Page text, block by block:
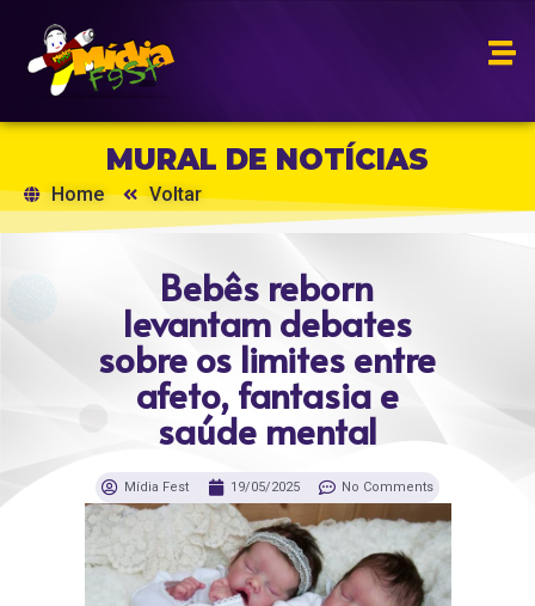
MURAL DE NOTÍCIAS
Home Voltar
Bebês reborn
levantam debates
sobre os limites entre
afeto, fantasia e
saúde mental
Mídia Fest 19/05/2025 No Comments